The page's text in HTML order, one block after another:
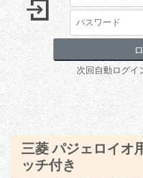
次回自動ログイ
三菱 パジェロイオ
ッチ付き